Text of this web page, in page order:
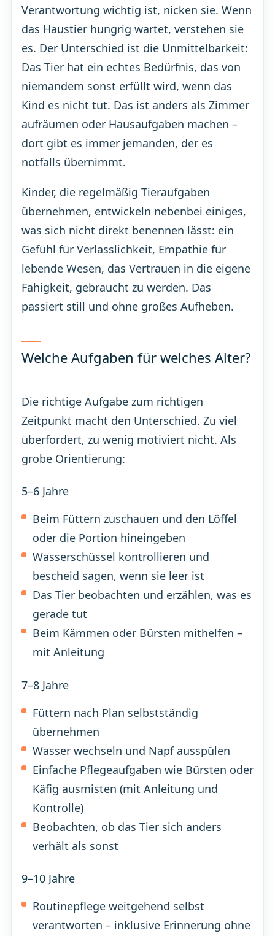
Verantwortung wichtig ist, nicken sie. Wenn
das Haustier hungrig wartet, verstehen sie
es. Der Unterschied ist die Unmittelbarkeit:
Das Tier hat ein echtes Bedürfnis, das von
niemandem sonst erfüllt wird, wenn das
Kind es nicht tut. Das ist anders als Zimmer
aufräumen oder Hausaufgaben machen –
dort gibt es immer jemanden, der es
notfalls übernimmt.
Kinder, die regelmäßig Tieraufgaben
übernehmen, entwickeln nebenbei einiges,
was sich nicht direkt benennen lässt: ein
Gefühl für Verlässlichkeit, Empathie für
lebende Wesen, das Vertrauen in die eigene
Fähigkeit, gebraucht zu werden. Das
passiert still und ohne großes Aufheben.
Welche Aufgaben für welches Alter?
Die richtige Aufgabe zum richtigen
Zeitpunkt macht den Unterschied. Zu viel
überfordert, zu wenig motiviert nicht. Als
grobe Orientierung:
5–6 Jahre
Beim Füttern zuschauen und den Löffel
oder die Portion hineingeben
Wasserschüssel kontrollieren und
bescheid sagen, wenn sie leer ist
Das Tier beobachten und erzählen, was es
gerade tut
Beim Kämmen oder Bürsten mithelfen –
mit Anleitung
7–8 Jahre
Füttern nach Plan selbstständig
übernehmen
Wasser wechseln und Napf ausspülen
Einfache Pflegeaufgaben wie Bürsten oder
Käfig ausmisten (mit Anleitung und
Kontrolle)
Beobachten, ob das Tier sich anders
verhält als sonst
9–10 Jahre
Routinepflege weitgehend selbst
verantworten – inklusive Erinnerung ohne